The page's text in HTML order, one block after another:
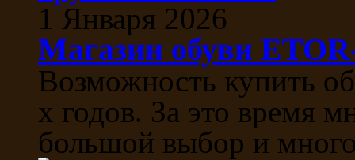
1 Января 2026
Магазин обуви
Возможность купить
х годов. За это время
большой выбор и